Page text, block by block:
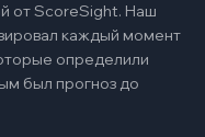
от ScoreSight. Наш
каждый момент
определили
был прогноз до